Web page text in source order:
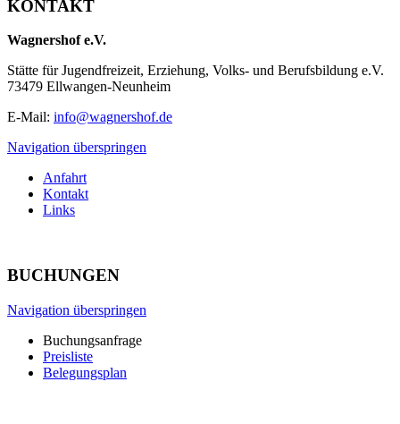
KONTAKT
Wagnershof e.V.
Stätte für Jugendfreizeit, Erziehung, Volks- und Berufsbildung e.V.
73479 Ellwangen-Neunheim
E-Mail: info@wagnershof.de
Navigation überspringen
Anfahrt
Kontakt
Links
BUCHUNGEN
Navigation überspringen
Buchungsanfrage
Preisliste
Belegungsplan